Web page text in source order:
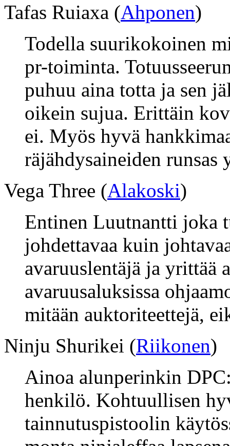
Tafas Ruiaxa (Ahponen)
Todella suurikokoinen
pr-toiminta.
puhuu aina totta ja sen
oikein sujua. Erittäin
ei. Myös hyvä
räjähdysaineiden runsas
Vega Three (Alakoski)
Entinen Luutnantti joka
johdettavaa kuin
avaruuslentäjä ja yrittää
avaruusaluksissa
mitään auktoriteettejä,
Ninju Shurikei (Riikonen)
Ainoa alunperinkin
henkilö. Kohtuullisen
tainnutuspistoolin